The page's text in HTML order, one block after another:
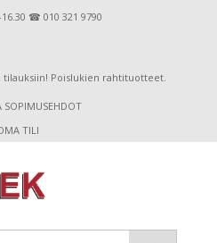
16.30 ☎ 010 321 9790
tilauksiin! Poislukien rahtituotteet.
SOPIMUSEHDOT
TILI